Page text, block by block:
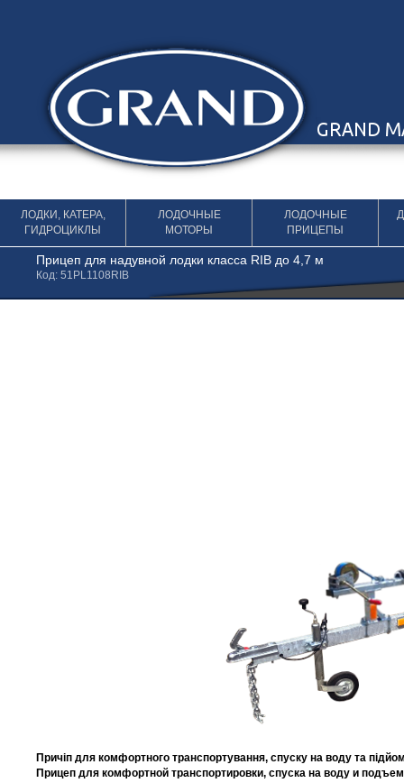
ЛОДКИ, КАТЕРА,
ГИДРОЦИКЛЫ
ЛОДОЧНЫЕ
МОТОРЫ
ЛОДОЧНЫЕ
ПРИЦЕПЫ
Прицеп для надувной лодки класса RIB до 4,7 м
Код: 51PL1108RIB
Причіп для комфортного транспортування, спуску на воду та
Прицеп для комфортной транспортировки, спуска на воду и